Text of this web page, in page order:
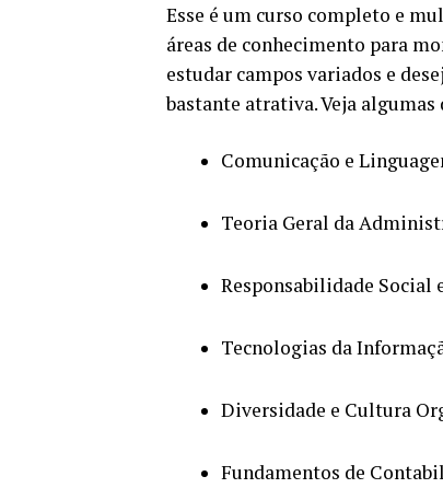
Esse é um curso completo e
áreas de conhecimento para
estudar campos variados e
bastante atrativa. Veja
Comunicação e
Teoria Geral da
Responsabilidade
Tecnologias da
Diversidade e Cultura
Fundamentos de